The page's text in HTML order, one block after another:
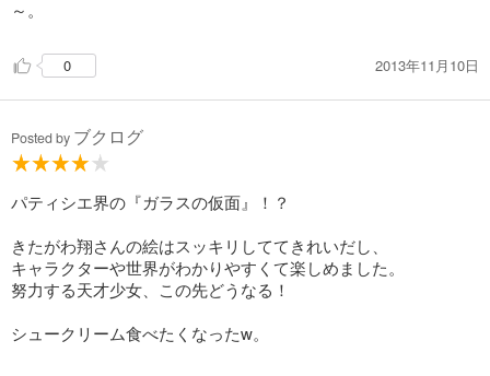
～。
0 2013年11月10日
Posted by ブクログ
パティシエ界の『ガラスの仮面』！？
きたがわ翔さんの絵はスッキリしててきれいだし、
キャラクターや世界がわかりやすくて楽しめました。
努力する天才少女、この先どうなる！
シュークリーム食べたくなったw。